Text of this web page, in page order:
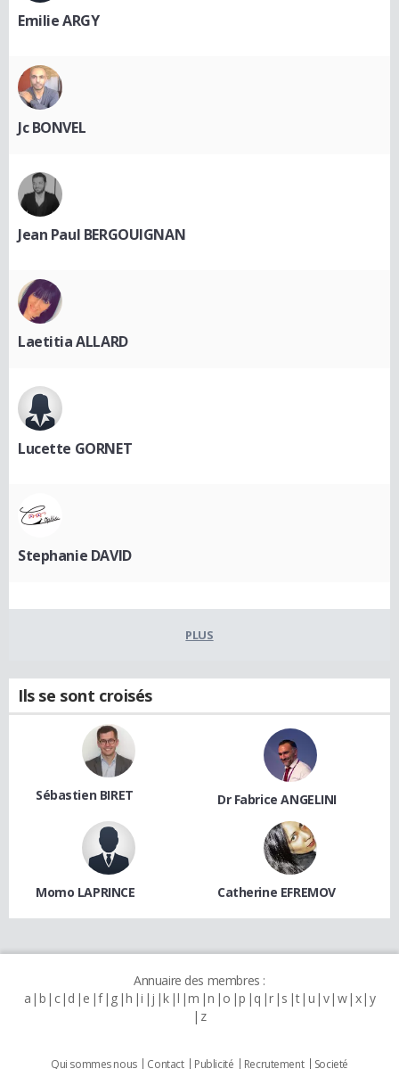
Emilie ARGY
Jc BONVEL
Jean Paul BERGOUIGNAN
Laetitia ALLARD
Lucette GORNET
Stephanie DAVID
PLUS
Ils se sont croisés
Sébastien BIRET Dr Fabrice ANGELINI
Momo LAPRINCE Catherine EFREMOV
Annuaire des membres :
a b c d e f g h i j k l m n o p q r s t u v w x y
z
Qui sommes nous Contact Publicité Recrutement Societé